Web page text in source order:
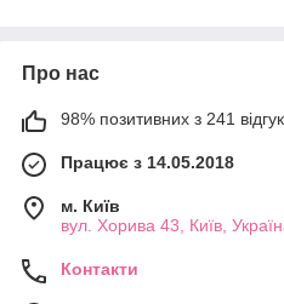
у нашій колекції дозволять вам
Якісні матеріали та інноваційні
та точне нанесення, що робить
приємним. Ви зможете
опрацьовані деталі з
професійного результату навіть
незамінним помічником у світі
дозволять вам
Про нас
98% позитивних з 241
Працює з 14.05.2018
м. Київ
вул. Хорива 43, Київ,
Контакти